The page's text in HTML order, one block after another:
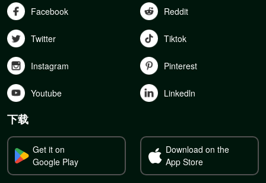
Facebook Reddit
Twitter Tiktok
Instagram Pinterest
Youtube Linkedln
下载
Get it on
Google Play
Download on the
App Store